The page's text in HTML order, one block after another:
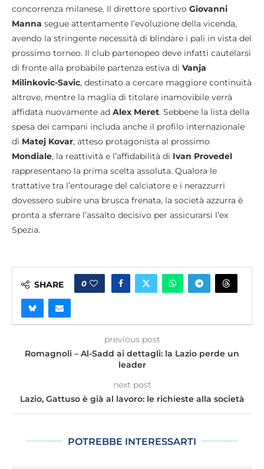
concorrenza milanese. Il direttore sportivo Giovanni
Manna segue attentamente l’evoluzione della vicenda,
avendo la stringente necessità di blindare i pali in vista del
prossimo torneo. Il club partenopeo deve infatti cautelarsi
di fronte alla probabile partenza estiva di Vanja
Milinkovic-Savic, destinato a cercare maggiore continuità
altrove, mentre la maglia di titolare inamovibile verrà
affidata nuovamente ad Alex Meret. Sebbene la lista della
spesa dei campani includa anche il profilo internazionale
di Matej Kovar, atteso protagonista al prossimo
Mondiale, la reattività e l’affidabilità di Ivan Provedel
rappresentano la prima scelta assoluta. Qualora le
trattative tra l’entourage del calciatore e i nerazzurri
dovessero subire una brusca frenata, la società azzurra è
pronta a sferrare l’assalto decisivo per assicurarsi l’ex
Spezia.
SHARE 0
previous post
Romagnoli – Al-Sadd ai dettagli: la Lazio perde un
leader
next post
Lazio, Gattuso è già al lavoro: le richieste alla società
POTREBBE INTERESSARTI